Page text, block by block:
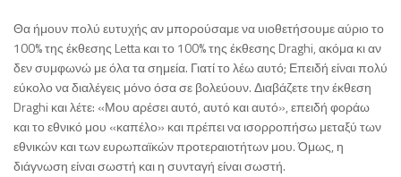
Θα ήμουν πολύ ευτυχής αν μπορούσαμε να υιοθετήσουμε αύριο το
100% της έκθεσης Letta και το 100% της έκθεσης Draghi, ακόμα κι αν
δεν συμφωνώ με όλα τα σημεία. Γιατί το λέω αυτό; Επειδή είναι πολύ
εύκολο να διαλέγεις μόνο όσα σε βολεύουν. Διαβάζετε την έκθεση
Draghi και λέτε: «Μου αρέσει αυτό, αυτό και αυτό», επειδή φοράω
και το εθνικό μου «καπέλο» και πρέπει να ισορροπήσω μεταξύ των
εθνικών και των ευρωπαϊκών προτεραιοτήτων μου. Όμως, η
διάγνωση είναι σωστή και η συνταγή είναι σωστή.